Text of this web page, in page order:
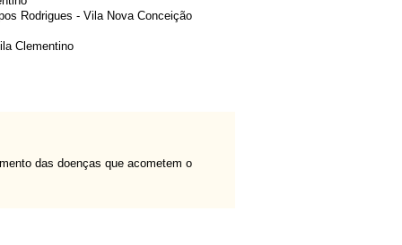
Rodrigues - Vila Nova Conceição
Clementino
das doenças que acometem o